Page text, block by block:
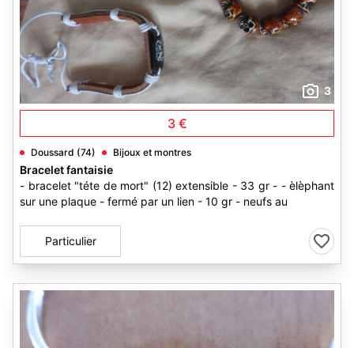
3
3 €
Doussard (74) Bijoux et montres
Bracelet fantaisie
- bracelet "téte de mort" (12) extensible - 33 gr - - èlèphant
sur une plaque - fermé par un lien - 10 gr - neufs au
Particulier